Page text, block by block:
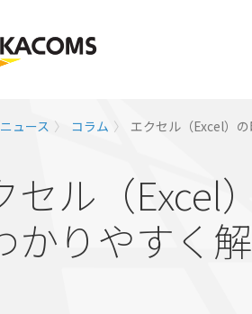
ニュース コラム エクセル（Excel）
セル（Excel
かりやすく